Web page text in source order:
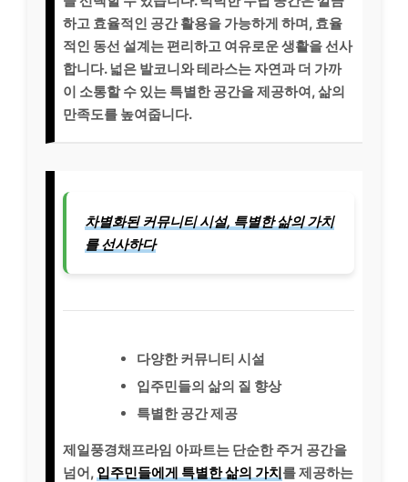
하고 효율적인 공간 활용을 가능하게 하며, 효율
적인 동선 설계는 편리하고 여유로운 생활을 선사
합니다. 넓은 발코니와 테라스는 자연과 더 가까
이 소통할 수 있는 특별한 공간을 제공하여, 삶의
만족도를 높여줍니다.
차별화된 커뮤니티 시설, 특별한 삶의 가치
를 선사하다
다양한 커뮤니티 시설
입주민들의 삶의 질 향상
특별한 공간 제공
제일풍경채프라임 아파트는 단순한 주거 공간을
넘어, 입주민들에게 특별한 삶의 가치를 제공하는